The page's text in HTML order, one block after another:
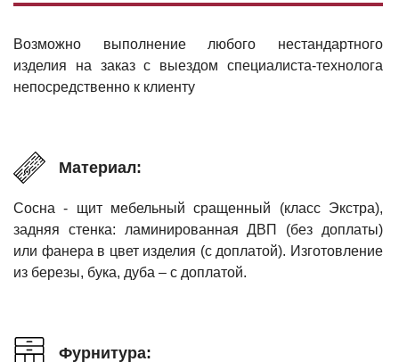
Возможно выполнение любого нестандартного
изделия на заказ с выездом специалиста-технолога
непосредственно к клиенту
Материал:
Сосна - щит мебельный сращенный (класс Экстра),
задняя стенка: ламинированная ДВП (без доплаты)
или фанера в цвет изделия (с доплатой). Изготовление
из березы, бука, дуба – с доплатой.
Фурнитура: